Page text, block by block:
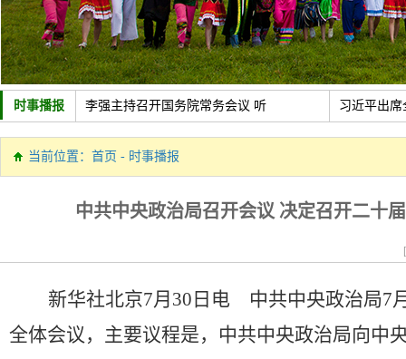
时事播报 李强主持召开国务院常务会议 听 习近平出
中共中央政治局召开会议 讨论拟 新疆维吾尔
当前位置： 首页 - 时事播报
中共中央政治局召开会议 决定召开二十
[
新华社北京7月 30 日电 中共中央政治局7
全体会议，主要议程是，中共中央政治局向中